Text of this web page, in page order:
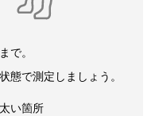
で。
態で測定しましょう。
い箇所